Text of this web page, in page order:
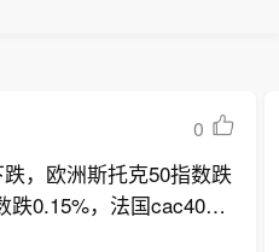
0
，欧洲斯托克50指数跌
跌0.15%，法国cac40指
0.69%。